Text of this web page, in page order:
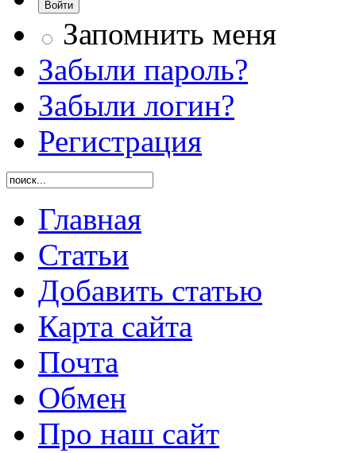
Запомнить меня
Забыли пароль?
Забыли логин?
Регистрация
Главная
Статьи
Добавить статью
Карта сайта
Почта
Обмен
Про наш сайт